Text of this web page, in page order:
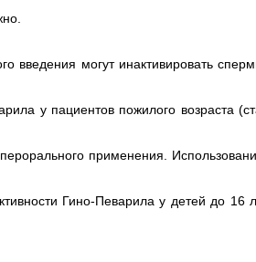
введения могут инактивировать
у пациентов пожилого возраста
применения.
Гино-Певарила у детей до 16